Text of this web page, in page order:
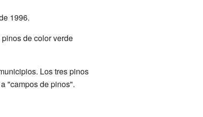
1996.
de color verde
Los tres pinos
"campos de pinos".